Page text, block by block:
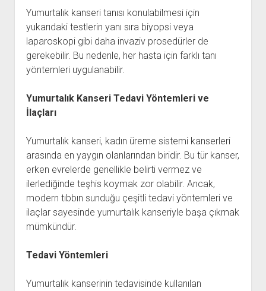
Yumurtalık kanseri tanısı konulabilmesi için
yukarıdaki testlerin yanı sıra biyopsi veya
laparoskopi gibi daha invaziv prosedürler de
gerekebilir. Bu nedenle, her hasta için farklı tanı
yöntemleri uygulanabilir.
Yumurtalık Kanseri Tedavi Yöntemleri ve
İlaçları
Yumurtalık kanseri, kadın üreme sistemi kanserleri
arasında en yaygın olanlarından biridir. Bu tür kanser,
erken evrelerde genellikle belirti vermez ve
ilerlediğinde teşhis koymak zor olabilir. Ancak,
modern tıbbın sunduğu çeşitli tedavi yöntemleri ve
ilaçlar sayesinde yumurtalık kanseriyle başa çıkmak
mümkündür.
Tedavi Yöntemleri
Yumurtalık kanserinin tedavisinde kullanılan